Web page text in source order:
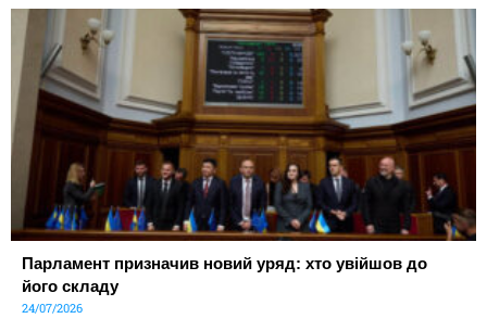
Парламент призначив новий уряд: хто увійшов до
його складу
24/07/2026